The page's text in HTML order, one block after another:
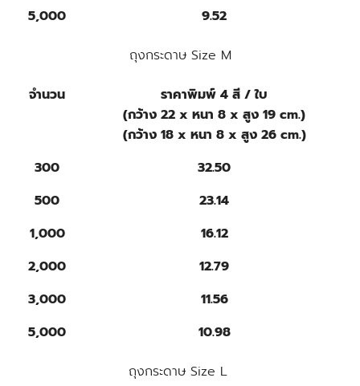
5,000
9.52
ถุงกระดาษ Size M
จำนวน
ราคาพิมพ์ 4 สี / ใบ
(กว้าง 22 x หนา 8 x สูง 19 cm.)
(กว้าง 18 x หนา 8 x สูง 26 cm.)
300
32.50
500
23.14
1,000
16.12
2,000
12.79
3,000
11.56
5,000
10.98
ถุงกระดาษ Size L